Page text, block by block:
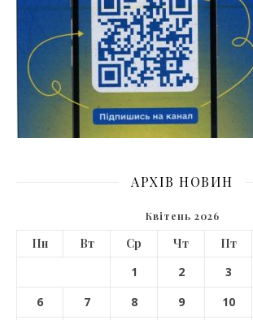
АРХІВ НОВИН
Квітень 2026
Пн Вт Ср Чт Пт
1
2 3
6
7 8 9 10